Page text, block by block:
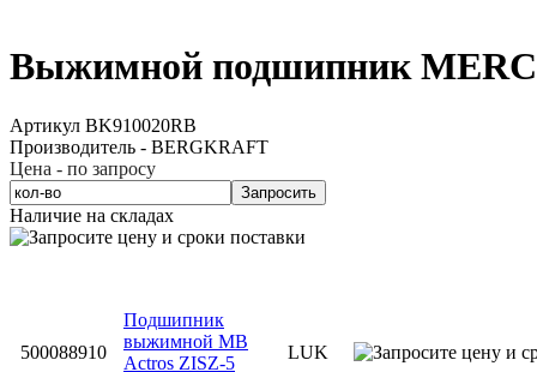
Выжимной подшипник
Артикул BK910020RB
Производитель - BERGKRAFT
Цена - по запросу
Запросить
Наличие на складах
500088910
Подшипник
выжимной MB
Actros ZISZ-5
LUK